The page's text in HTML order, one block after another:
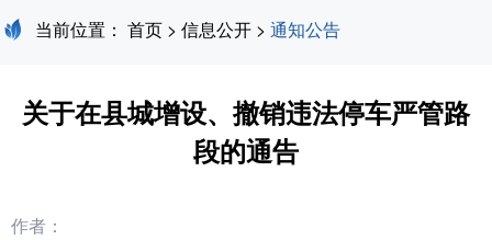
当前位置： 首页 > 信息公开 > 通知公告
关于在县城增设、撤销违法停车严管路
段的通告
作者：